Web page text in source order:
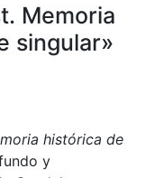
Memoria
singular»
histórica de
y